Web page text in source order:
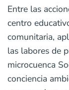
Entre las
centro
comunitaria,
las labores de
microcuenca
conciencia